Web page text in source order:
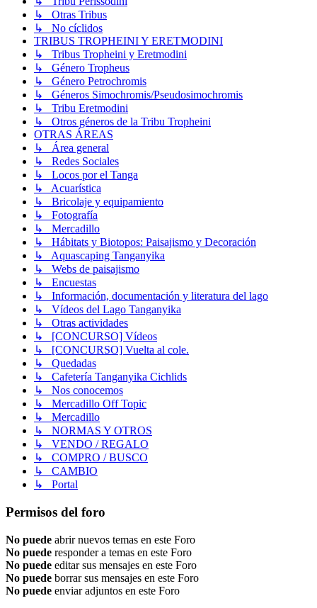
↳ Otras Tribus
↳ No cíclidos
TRIBUS TROPHEINI Y ERETMODINI
↳ Tribus Tropheini y Eretmodini
↳ Género Tropheus
↳ Género Petrochromis
↳ Géneros Simochromis/Pseudosimochromis
↳ Tribu Eretmodini
↳ Otros géneros de la Tribu Tropheini
OTRAS ÁREAS
↳ Área general
↳ Redes Sociales
↳ Locos por el Tanga
↳ Acuarística
↳ Bricolaje y equipamiento
↳ Fotografía
↳ Mercadillo
↳ Hábitats y Biotopos: Paisajismo y Decoración
↳ Aquascaping Tanganyika
↳ Webs de paisajismo
↳ Encuestas
↳ Información, documentación y literatura del lago
↳ Vídeos del Lago Tanganyika
↳ Otras actividades
↳ [CONCURSO] Vídeos
↳ [CONCURSO] Vuelta al cole.
↳ Quedadas
↳ Cafetería Tanganyika Cichlids
↳ Nos conocemos
↳ Mercadillo Off Topic
↳ Mercadillo
↳ NORMAS Y OTROS
↳ VENDO / REGALO
↳ COMPRO / BUSCO
↳ CAMBIO
↳ Portal
Permisos del foro
No puede abrir nuevos temas en este Foro
No puede responder a temas en este Foro
No puede editar sus mensajes en este Foro
No puede borrar sus mensajes en este Foro
No puede enviar adjuntos en este Foro